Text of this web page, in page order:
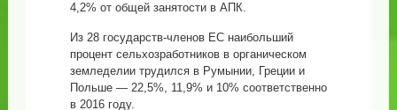
4,2% от общей занятости в АПК.
Из 28 государств-членов ЕС наибольший
процент сельхозработников в органическом
земледелии трудился в Румынии, Греции и
Польше — 22,5%, 11,9% и 10% соответственно
в 2016 году.